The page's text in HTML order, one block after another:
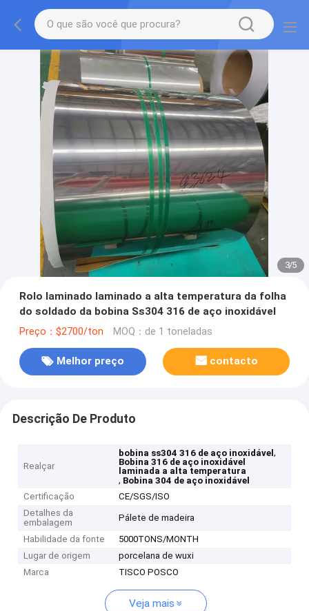
3/5
Rolo laminado laminado a alta temperatura da folha
do soldado da bobina Ss304 316 de aço inoxidável
Preço：$2700/ton MOQ：de 1 toneladas
Melhor preço contacto
Descrição De Produto
Realçar
bobina ss304 316 de aço inoxidável,
Bobina 316 de aço inoxidável
laminada a alta temperatura
, Bobina 304 de aço inoxidável
Certificação
CE/SGS/ISO
Detalhes da
embalagem
Pálete de madeira
Habilidade da fonte
5000TONS/MONTH
Lugar de origem
porcelana de wuxi
Marca
TISCO POSCO
Veja mais